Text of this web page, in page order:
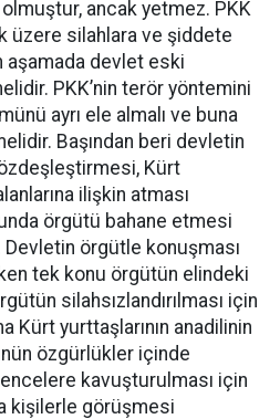
olmuştur, ancak yetmez. PKK
üzere silahlara ve şiddete
aşamada devlet eski
PKK’nin terör yöntemini
ayrı ele almalı ve buna
Başından beri devletin
Kürt
ilişkin atması
örgütü bahane etmesi
örgütle konuşması
tek konu örgütün elindeki
silahsızlandırılması için
Kürt yurttaşlarının anadilinin
özgürlükler içinde
kavuşturulması için
kişilerle görüşmesi